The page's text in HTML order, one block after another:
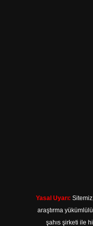
Yasal Uyarı:
araştırma
şahıs şirketi ile